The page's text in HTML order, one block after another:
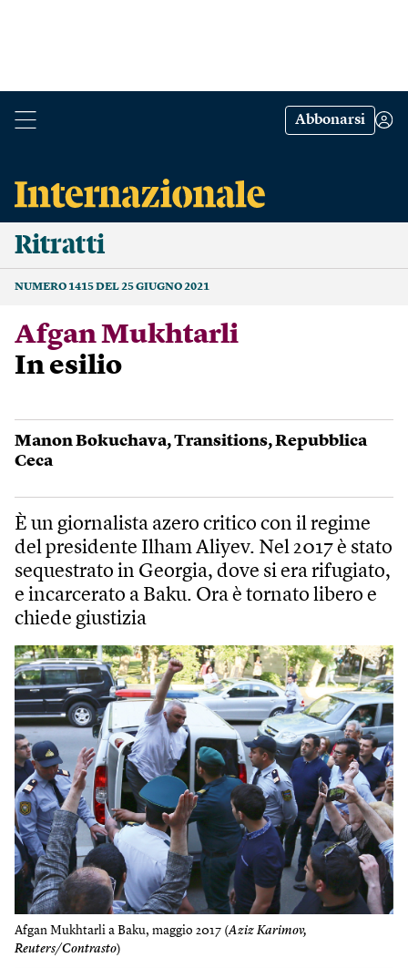
Abbonarsi
Ritratti
NUMERO 1415 DEL 25 GIUGNO 2021
Afgan Mukhtarli
In esilio
Manon Bokuchava,Transitions,Repubblica
Ceca
È un giornalista azero critico con il regime
del presidente Ilham Aliyev. Nel 2017 è stato
sequestrato in Georgia, dove si era rifugiato,
e incarcerato a Baku. Ora è tornato libero e
chiede giustizia
Afgan Mukhtarli a Baku, maggio 2017 (Aziz Karimov,
Reuters/Contrasto)